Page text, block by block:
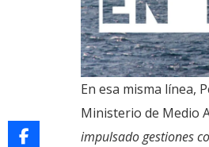
En esa misma línea,
Ministerio de Medio
impulsado gestiones